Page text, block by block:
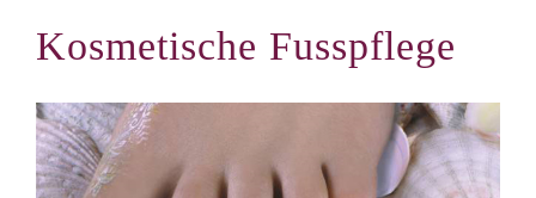
Kosmetische Fusspflege